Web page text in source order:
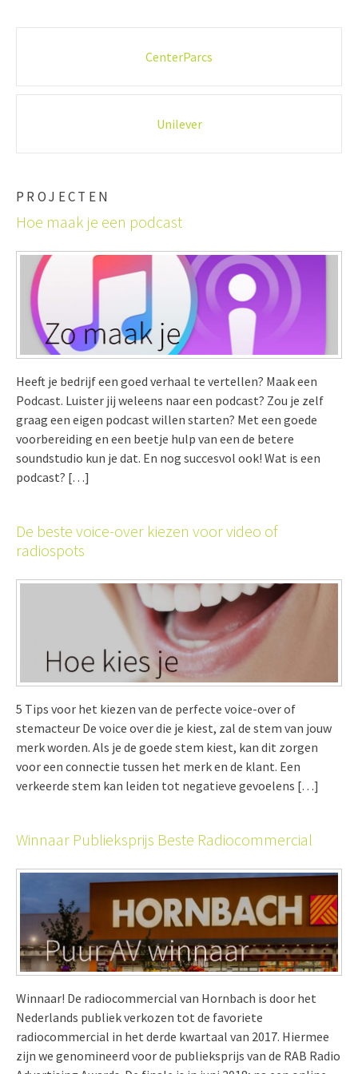
CenterParcs
Unilever
PROJECTEN
Hoe maak je een podcast
Heeft je bedrijf een goed verhaal te vertellen? Maak een
Podcast. Luister jij weleens naar een podcast? Zou je zelf
graag een eigen podcast willen starten? Met een goede
voorbereiding en een beetje hulp van een de betere
soundstudio kun je dat. En nog succesvol ook! Wat is een
podcast? […]
De beste voice-over kiezen voor video of
radiospots
5 Tips voor het kiezen van de perfecte voice-over of
stemacteur De voice over die je kiest, zal de stem van jouw
merk worden. Als je de goede stem kiest, kan dit zorgen
voor een connectie tussen het merk en de klant. Een
verkeerde stem kan leiden tot negatieve gevoelens […]
Winnaar Publieksprijs Beste Radiocommercial
Winnaar! De radiocommercial van Hornbach is door het
Nederlands publiek verkozen tot de favoriete
radiocommercial in het derde kwartaal van 2017. Hiermee
zijn we genomineerd voor de publieksprijs van de RAB Radio